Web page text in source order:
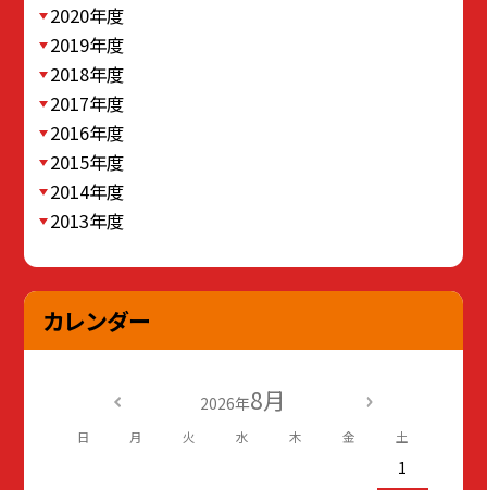
2020年度
2019年度
2018年度
2017年度
2016年度
2015年度
2014年度
2013年度
カレンダー
2026年8月
日 月 火 水 木 金 土
1